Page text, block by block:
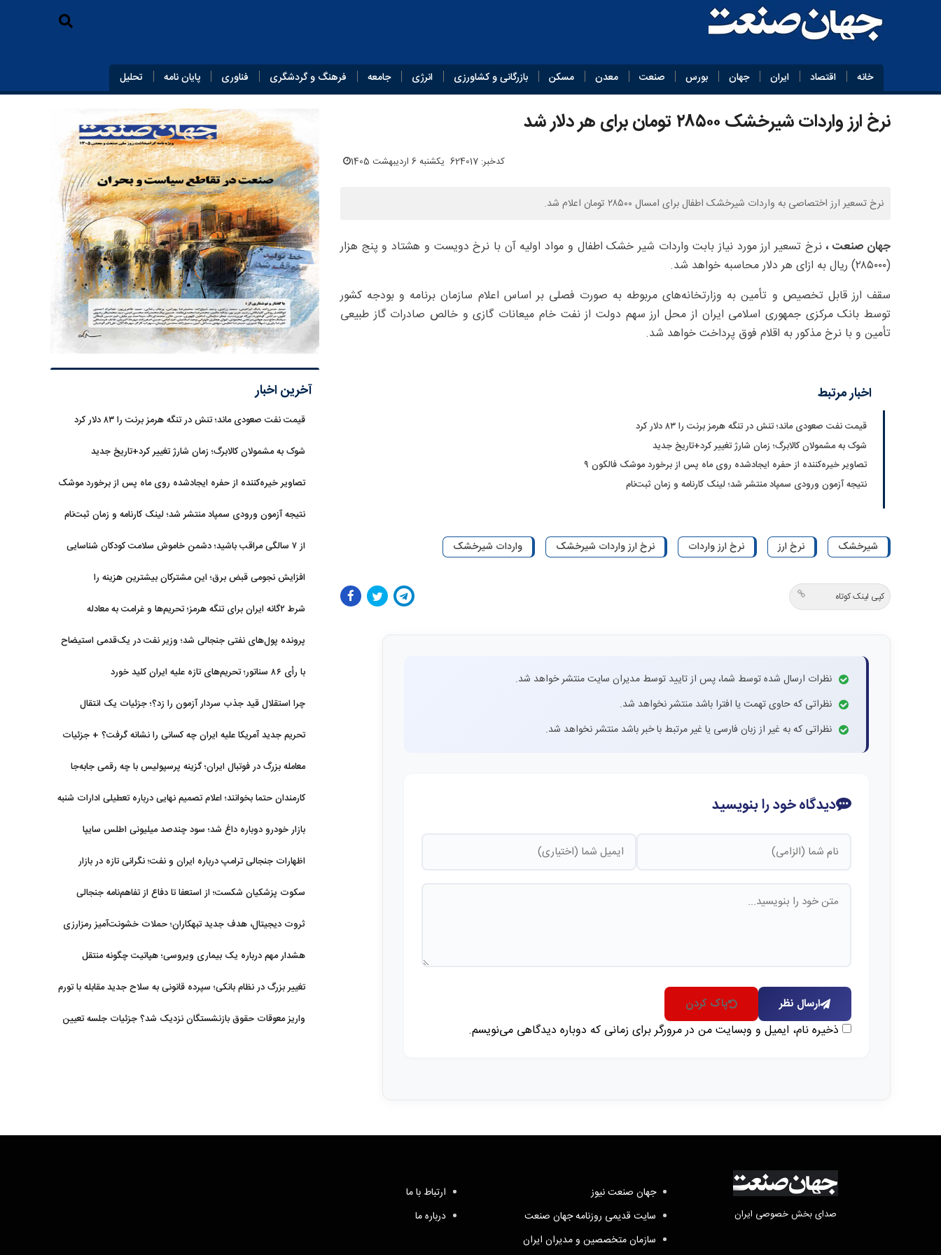
خانه اقتصاد ایران جهان بورس صنعت معدن مسکن بازرگانی و کشاورزی انرژی جامعه فرهنگ و گردشگری فناوری پایان‌ نامه تحلیل
نرخ ارز واردات شیرخشک ۲۸۵۰۰ تومان برای هر دلار شد
کدخبر: 624017 یکشنبه 6 اردیبهشت 1405
نرخ تسعیر ارز اختصاصی به واردات شیرخشک اطفال برای امسال ۲۸۵۰۰ تومان اعلام شد.
جهان صنعت ، ​نرخ تسعیر ارز مورد نیاز بابت واردات شیر خشک اطفال و مواد اولیه آن با نرخ دویست و هشتاد و پنج هزار
(۲۸۵۰۰۰) ریال به ازای هر دلار محاسبه خواهد شد.
سقف ارز قابل تخصیص و تأمین به وزارتخانه‌های مربوطه به صورت فصلی بر اساس اعلام سازمان برنامه و بودجه کشور
توسط بانک مرکزی جمهوری اسلامی ایران از محل ارز سهم دولت از نفت خام میعانات گازی و خالص صادرات گاز طبیعی
تأمین و با نرخ مذکور به اقلام فوق پرداخت خواهد شد.
اخبار مرتبط
قیمت نفت صعودی ماند؛ تنش در تنگه هرمز برنت را ۸۳ دلار کرد
شوک به مشمولان کالابرگ؛ زمان شارژ تغییر کرد+تاریخ جدید
تصاویر خیره‌کننده از حفره ایجادشده روی ماه پس از برخورد موشک فالکون ۹
نتیجه آزمون ورودی سمپاد منتشر شد؛ لینک کارنامه و زمان ثبت‌نام
شیرخشک نرخ ارز نرخ ارز واردات نرخ ارز واردات شیرخشک واردات شیرخشک
کپی لینک کوتاه
نظرات ارسال شده توسط شما، پس از تایید توسط مدیران سایت منتشر خواهد شد.
نظراتی که حاوی تهمت یا افترا باشد منتشر نخواهد شد.
نظراتی که به غیر از زبان فارسی یا غیر مرتبط با خبر باشد منتشر نخواهد شد.
دیدگاه خود را بنویسید
ارسال نظر پاک کردن
ذخیره نام، ایمیل و وبسایت من در مرورگر برای زمانی که دوباره دیدگاهی می‌نویسم.
آخرین اخبار
قیمت نفت صعودی ماند؛ تنش در تنگه هرمز برنت را ۸۳ دلار کرد
شوک به مشمولان کالابرگ؛ زمان شارژ تغییر کرد+تاریخ جدید
تصاویر خیره‌کننده از حفره ایجادشده روی ماه پس از برخورد موشک
نتیجه آزمون ورودی سمپاد منتشر شد؛ لینک کارنامه و زمان ثبت‌نام
از ۷ سالگی مراقب باشید؛ دشمن خاموش سلامت کودکان شناسایی
افزایش نجومی قبض برق؛ این مشترکان بیشترین هزینه را
شرط ۲گانه ایران برای تنگه هرمز؛ تحریم‌ها و غرامت به معادله
پرونده پول‌های نفتی جنجالی شد؛ وزیر نفت در یک‌قدمی استیضاح
با رأی ۸۶ سناتور؛ تحریم‌های تازه علیه ایران کلید خورد
چرا استقلال قید جذب سردار آزمون را زد؟؛ جزئیات یک انتقال
تحریم جدید آمریکا علیه ایران چه کسانی را نشانه گرفت؟ + جزئیات
معامله بزرگ در فوتبال ایران؛ گزینه پرسپولیس با چه رقمی جابه‌جا
کارمندان حتما بخوانند؛ اعلام تصمیم نهایی درباره تعطیلی ادارات شنبه
بازار خودرو دوباره داغ شد؛ سود چندصد میلیونی اطلس سایپا
اظهارات جنجالی ترامپ درباره ایران و نفت؛ نگرانی تازه در بازار
سکوت پزشکیان شکست؛ از استعفا تا دفاع از تفاهم‌نامه جنجالی
ثروت دیجیتال، هدف جدید تبهکاران؛ حملات خشونت‌آمیز رمزارزی
هشدار مهم درباره یک بیماری ویروسی؛ هپاتیت چگونه منتقل
تغییر بزرگ در نظام بانکی؛ سپرده قانونی به سلاح جدید مقابله با تورم
واریز معوقات حقوق بازنشستگان نزدیک شد؟ جزئیات جلسه تعیین
صدای بخش خصوصی ایران
جهان صنعت نیوز
سایت قدیمی روزنامه جهان صنعت
سازمان متخصصین و مدیران ایران
ارتباط با ما
درباره ما